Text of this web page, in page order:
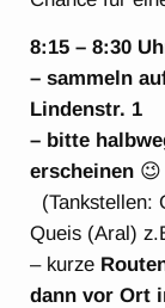
8:15 – 8:30
– sammeln
Lindenstr. 1
– bitte
erscheinen 😉
(Tankstellen:
Queis (Aral)
– kurze
dann vor Ort